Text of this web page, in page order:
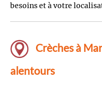
besoins et à votre
Crèches à
alentours